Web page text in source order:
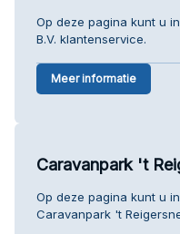
Op deze pagina kunt u
B.V. klantenservice.
Meer informatie
Caravanpark 't
Op deze pagina kunt u
Caravanpark 't